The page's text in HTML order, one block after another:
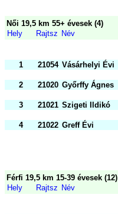
Női 19,5 km 55+ évesek (4)
Hely
Rajtsz Név
1 21054 Vásárhelyi Évi
2
21020 Győrffy Ágnes
3
21021 Szigeti Ildikó
4
21022 Greff Évi
Férfi 19,5 km 15-39 évesek (12)
Hely
Rajtsz Név